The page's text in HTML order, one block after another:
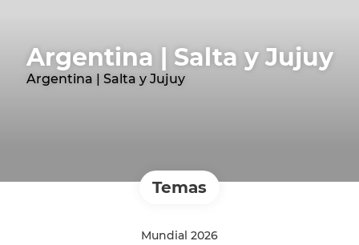
Argentina | Salta y Jujuy
Argentina | Salta y Jujuy
Temas
Mundial 2026